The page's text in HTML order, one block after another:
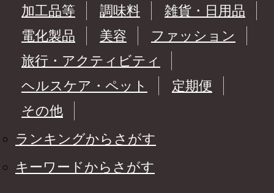
加工品等
調味料
雑貨・日用品
電化製品
美容
ファッション
旅行・アクティビティ
ヘルスケア・ペット
定期便
その他
ランキングからさがす
キーワードからさがす